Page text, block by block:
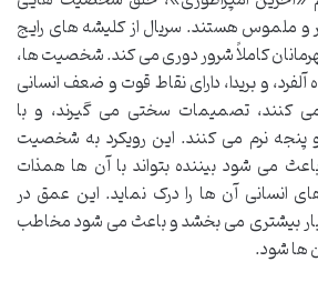
و ملموس هستند. سریال از کلیشه های رایج
کاملاً شرور دوری می کند. شخصیت ها،
آلفرد، و بریدا، دارای نقاط قوت و ضعف انسانی
کنند، تصمیمات سختی می گیرند، و با
نرم می کنند. این رویکرد به شخصیت
می شود بیننده بتواند با آن ها همذات
انسانی آن ها را درک نماید. این عمق در
بیشتری می بخشد و باعث می شود مخاطب
ها شود.